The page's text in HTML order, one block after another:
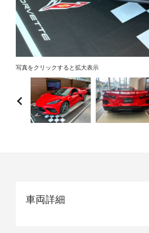
写真をクリックすると拡大表示
車両詳細